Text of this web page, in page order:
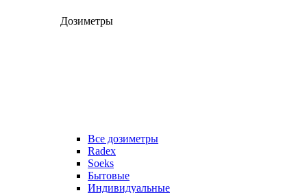
Дозиметры
Все дозиметры
Radex
Soeks
Бытовые
Индивидуальные